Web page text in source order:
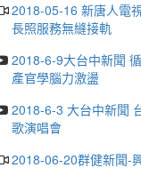
2018-05-16 新唐人電
長照服務無縫接軌
2018-6-9大台中新聞
產官學腦力激盪
2018-6-3 大台中新聞
歌演唱會
2018-06-20群健新聞-